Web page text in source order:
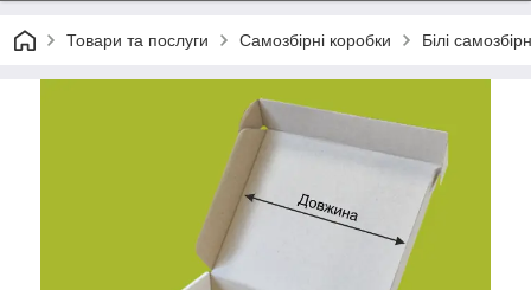
Товари та послуги Самозбірні коробки Білі